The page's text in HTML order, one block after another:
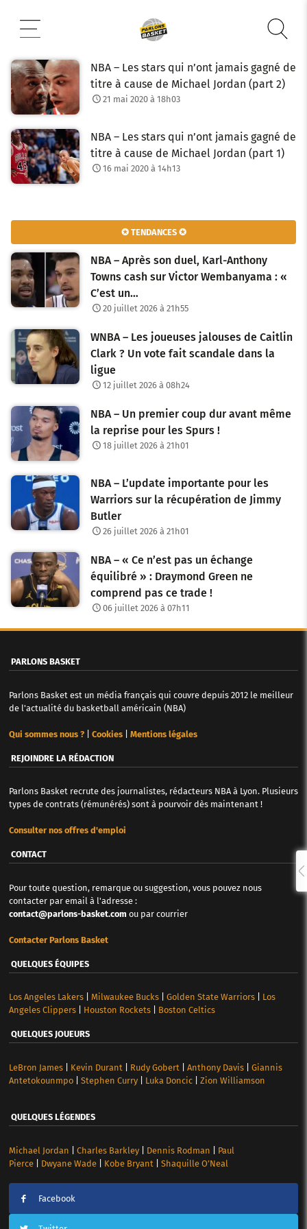
contenu
NBA – Les stars qui n’ont jamais gagné de
titre à cause de Michael Jordan (part 2)
21 mai 2020 à 18h03
NBA – Les stars qui n’ont jamais gagné de
titre à cause de Michael Jordan (part 1)
16 mai 2020 à 14h13
✪ TENDANCES ✪
NBA – Après son duel, Karl-Anthony
Towns cash sur Victor Wembanyama : «
C’est un…
20 juillet 2026 à 21h55
WNBA – Les joueuses jalouses de Caitlin
Clark ? Un vote fait scandale dans la
ligue
12 juillet 2026 à 08h24
NBA – Un premier coup dur avant même
la reprise pour les Spurs !
18 juillet 2026 à 21h01
NBA – L’update importante pour les
Warriors sur la récupération de Jimmy
Butler
26 juillet 2026 à 21h01
NBA – « Ce n’est pas un échange
équilibré » : Draymond Green ne
comprend pas ce trade !
06 juillet 2026 à 07h11
PARLONS BASKET
Parlons Basket est un média français qui couvre depuis 2012 le meilleur
de l'actualité du basketball américain (NBA)
Qui sommes nous ?| Cookies| Mentions légales
REJOINDRE LA RÉDACTION
Parlons Basket recrute des journalistes, rédacteurs NBA à Lyon. Plusieurs
types de contrats (rémunérés) sont à pourvoir dès maintenant !
Consulter nos offres d'emploi
CONTACT
Pour toute question, remarque ou suggestion, vous pouvez nous
contacter par email à l'adresse :
contact@parlons-basket.com ou par courrier
Contacter Parlons Basket
QUELQUES ÉQUIPES
Los Angeles Lakers| Milwaukee Bucks| Golden State Warriors| Los
Angeles Clippers| Houston Rockets| Boston Celtics
QUELQUES JOUEURS
LeBron James| Kevin Durant Rudy Gobert Anthony Davis| Giannis
Antetokounmpo| Stephen Curry| Luka Doncic| Zion Williamson
QUELQUES LÉGENDES
Michael Jordan Charles Barkley| Dennis Rodman
Paul
Pierce| Dwyane Wade| Kobe Bryant Shaquille O’Neal
Facebook